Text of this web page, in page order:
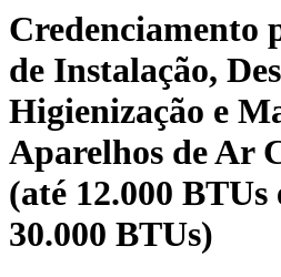
Credenciamento
de Instalação,
Higienização e
Aparelhos de Ar
(até 12.000 BTUs
30.000 BTUs)